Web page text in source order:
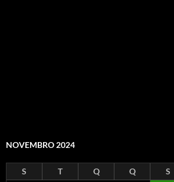
NOVEMBRO 2024
S T Q Q S